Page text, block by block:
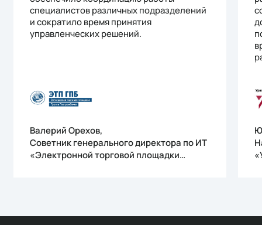
специалистов различных подразделений
и сократило время принятия
управленческих решений.
Валерий Орехов,
Советник генерального директора по ИТ
«Электронной торговой площадки